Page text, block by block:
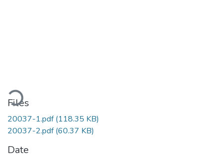
Files
20037-1.pdf(118.35 KB)
20037-2.pdf(60.37 KB)
Date